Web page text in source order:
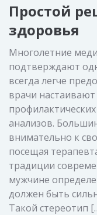
Простой
здоровья
Многолетние
подтверждают
всегда легче
врачи
анализов.
внимательно к
посещая
традиции
мужчине
должен быть
Такой стереотип